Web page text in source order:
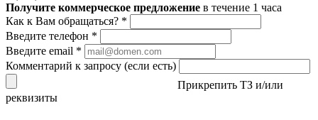
Получите коммерческое предложение в течение 1 часа
Как к Вам обращаться? *
Введите телефон *
Введите email *
Комментарий к запросу (если есть)
Прикрепить ТЗ и/или
реквизиты